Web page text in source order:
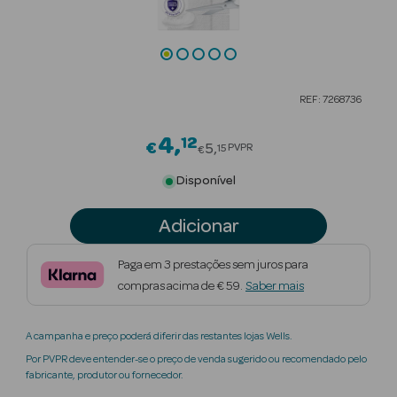
Beauty Season
Nutricosmética
Perfumes
Beauty Season
REF: 7268736
€4 12Price reduced from
€5 15 PVPR
Disponível
Adicionar
Paga em 3 prestações sem juros para
compras acima de € 59. Saber mais
A campanha e preço poderá diferir das restantes lojas Wells.
Por PVPR deve entender-se o preço de venda sugerido ou recomendado pelo
fabricante, produtor ou fornecedor.